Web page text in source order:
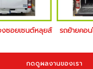
งซอยเซนต์หลุยส์ รถย้ายคอ
กดดูผลงานของเรา